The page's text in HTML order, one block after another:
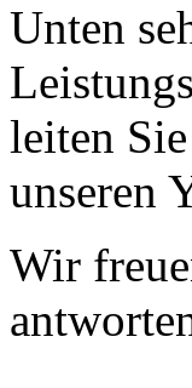
Unten
leiten
unseren
Wir